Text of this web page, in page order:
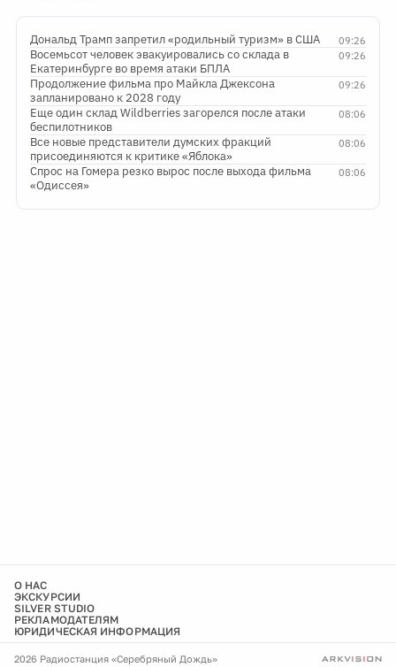
09:26
Дональд Трамп запретил «родильный туризм» в США
09:26
Восемьсот человек эвакуировались со склада в
Екатеринбурге во время атаки БПЛА
09:26
Продолжение фильма про Майкла Джексона
запланировано к 2028 году
08:06
Еще один склад Wildberries загорелся после атаки
беспилотников
08:06
Все новые представители думских фракций
присоединяются к критике «Яблока»
08:06
Спрос на Гомера резко вырос после выхода фильма
«Одиссея»
О НАС
ЭКСКУРСИИ
SILVER STUDIO
РЕКЛАМОДАТЕЛЯМ
ЮРИДИЧЕСКАЯ ИНФОРМАЦИЯ
2026 Радиостанция «Серебряный Дождь»